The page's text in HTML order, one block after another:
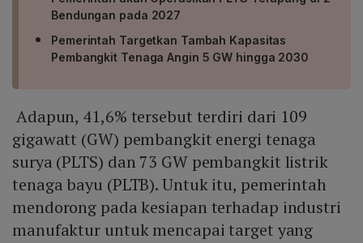
Bendungan pada 2027
Pemerintah Targetkan Tambah Kapasitas
Pembangkit Tenaga Angin 5 GW hingga 2030
Adapun, 41,6% tersebut terdiri dari 109
gigawatt (GW) pembangkit energi tenaga
surya (PLTS) dan 73 GW pembangkit listrik
tenaga bayu (PLTB). Untuk itu, pemerintah
mendorong pada kesiapan terhadap industri
manufaktur untuk mencapai target yang